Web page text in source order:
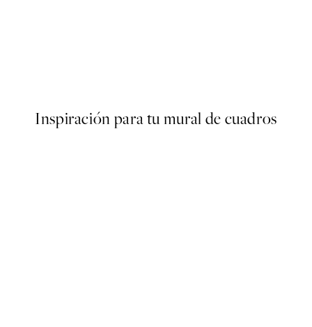
Inspiración para tu mural de cuadros